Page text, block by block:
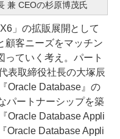
兼 CEOの杉原博茂氏
」の拡販展開として
顧客ニーズをマッチン
っていく考え。パート
表取締役社長の大塚辰
Oracle Database』の
パートナーシップを築
Oracle Database Appli
Oracle Database Appli